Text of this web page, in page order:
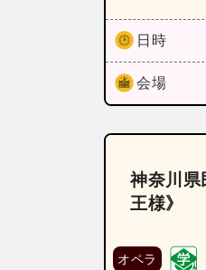
日時
会場
神奈川
王様》
オペラ